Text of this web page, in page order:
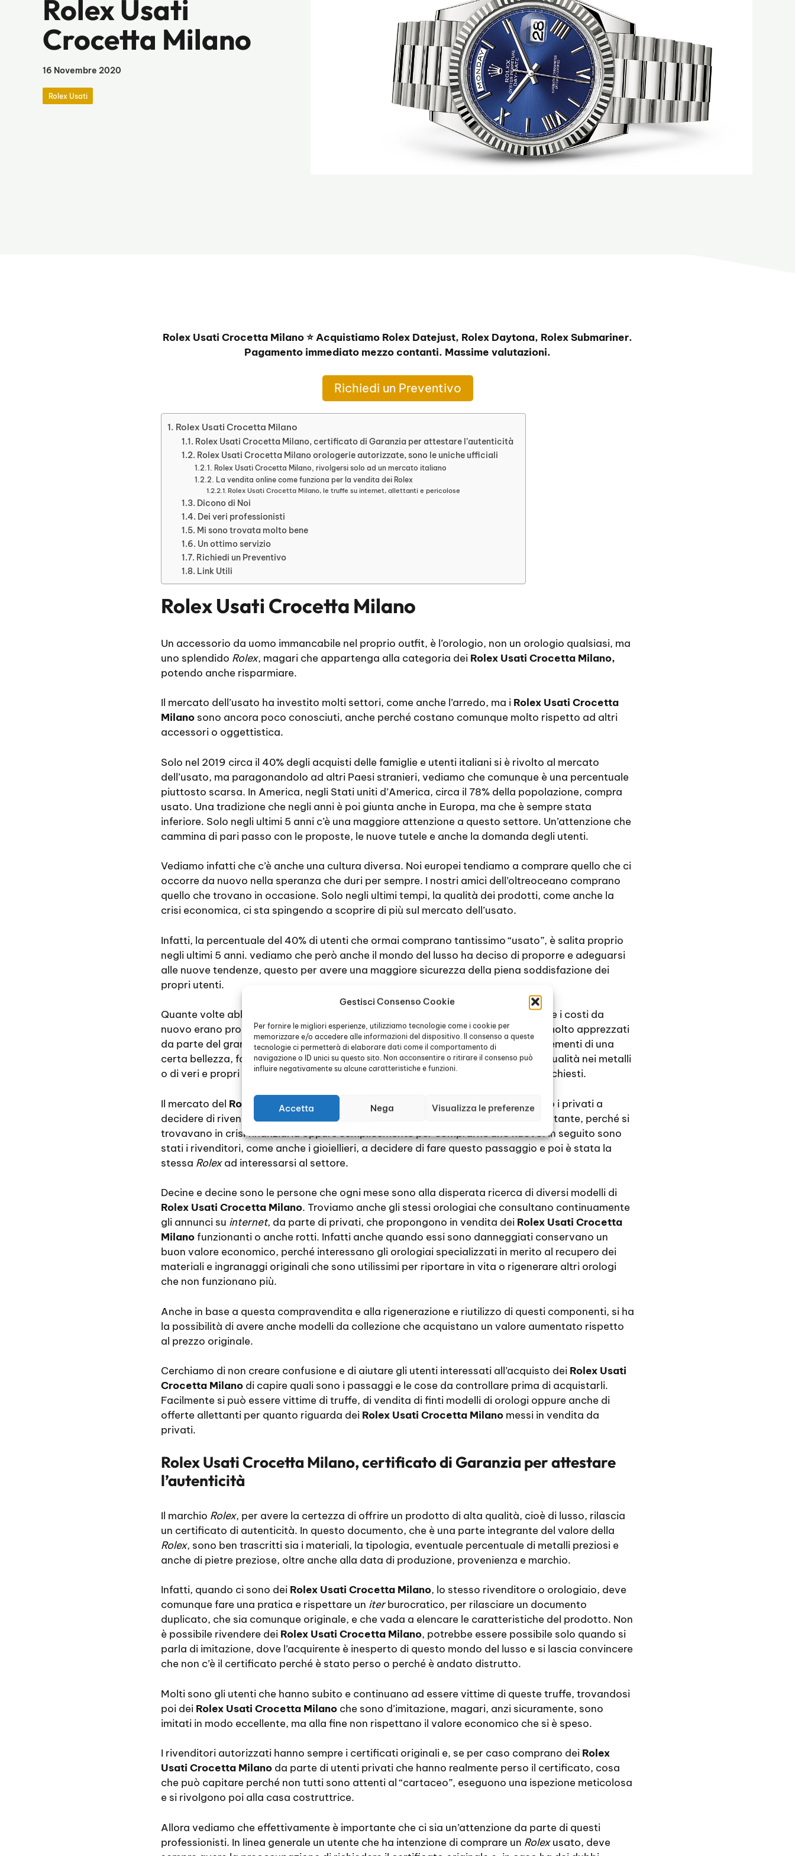
Gestisci Consenso Cookie
Per fornire le migliori esperienze, utilizziamo tecnologie come i cookie per
memorizzare e/o accedere alle informazioni del dispositivo. Il consenso a queste
tecnologie ci permetterà di elaborare dati come il comportamento di
navigazione o ID unici su questo sito. Non acconsentire o ritirare il consenso può
influire negativamente su alcune caratteristiche e funzioni.
Accetta Nega Visualizza le preferenze
Rolex Usati
Crocetta Milano
16 Novembre 2020
Rolex Usati
Rolex Usati Crocetta Milano ⭐ Acquistiamo Rolex Datejust, Rolex Daytona, Rolex Submariner.
Pagamento immediato mezzo contanti. Massime valutazioni.
Richiedi un Preventivo
Rolex Usati Crocetta Milano
Rolex Usati Crocetta Milano, certificato di Garanzia per attestare l’autenticità
Rolex Usati Crocetta Milano orologerie autorizzate, sono le uniche ufficiali
Rolex Usati Crocetta Milano, rivolgersi solo ad un mercato italiano
La vendita online come funziona per la vendita dei Rolex
Rolex Usati Crocetta Milano, le truffe su internet, allettanti e pericolose
Dicono di Noi
Dei veri professionisti
Mi sono trovata molto bene
Un ottimo servizio
Richiedi un Preventivo
Link Utili
Rolex Usati Crocetta Milano
Un accessorio da uomo immancabile nel proprio outfit, è l’orologio, non un orologio qualsiasi, ma
uno splendido Rolex, magari che appartenga alla categoria dei Rolex Usati Crocetta Milano,
potendo anche risparmiare.
Il mercato dell’usato ha investito molti settori, come anche l’arredo, ma i Rolex Usati Crocetta
Milano sono ancora poco conosciuti, anche perché costano comunque molto rispetto ad altri
accessori o oggettistica.
Solo nel 2019 circa il 40% degli acquisti delle famiglie e utenti italiani si è rivolto al mercato
dell’usato, ma paragonandolo ad altri Paesi stranieri, vediamo che comunque è una percentuale
piuttosto scarsa. In America, negli Stati uniti d’America, circa il 78% della popolazione, compra
usato. Una tradizione che negli anni è poi giunta anche in Europa, ma che è sempre stata
inferiore. Solo negli ultimi 5 anni c’è una maggiore attenzione a questo settore. Un’attenzione che
cammina di pari passo con le proposte, le nuove tutele e anche la domanda degli utenti.
Vediamo infatti che c’è anche una cultura diversa. Noi europei tendiamo a comprare quello che ci
occorre da nuovo nella speranza che duri per sempre. I nostri amici dell’oltreoceano comprano
quello che trovano in occasione. Solo negli ultimi tempi, la qualità dei prodotti, come anche la
crisi economica, ci sta spingendo a scoprire di più sul mercato dell’usato.
Infatti, la percentuale del 40% di utenti che ormai comprano tantissimo “usato”, è salita proprio
negli ultimi 5 anni. vediamo che però anche il mondo del lusso ha deciso di proporre e adeguarsi
alle nuove tendenze, questo per avere una maggiore sicurezza della piena soddisfazione dei
propri utenti.
Quante volte abbiamo desiderato avere un gioiello di una certa rilevanza, ma che i costi da
nuovo erano proibitivi? Gli accessori che vanno per la maggiore, cioè che sono molto apprezzati
da parte del grande e piccolo pubblico, rimangono gli orologi. Essendo questi elementi di una
certa bellezza, facile da abbinare, ma con materiali che possono essere di alta qualità nei metalli
o di veri e propri gioielli, cioè in oro e pietre preziose, sono diventati sempre più richiesti.
Il mercato del Rolex Usati Crocetta Milano è iniziato timidamente, di solito erano i privati a
decidere di rivendere i propri orologi per avere una buona quantità di denaro contante, perché si
trovavano in crisi finanziaria oppure semplicemente per comprarne uno nuovo. In seguito sono
stati i rivenditori, come anche i gioiellieri, a decidere di fare questo passaggio e poi è stata la
stessa Rolexad interessarsi al settore.
Decine e decine sono le persone che ogni mese sono alla disperata ricerca di diversi modelli di
Rolex Usati Crocetta Milano. Troviamo anche gli stessi orologiai che consultano continuamente
gli annunci su internet, da parte di privati, che propongono in vendita dei Rolex Usati Crocetta
Milanofunzionanti o anche rotti. Infatti anche quando essi sono danneggiati conservano un
buon valore economico, perché interessano gli orologiai specializzati in merito al recupero dei
materiali e ingranaggi originali che sono utilissimi per riportare in vita o rigenerare altri orologi
che non funzionano più.
Anche in base a questa compravendita e alla rigenerazione e riutilizzo di questi componenti, si ha
la possibilità di avere anche modelli da collezione che acquistano un valore aumentato rispetto
al prezzo originale.
Cerchiamo di non creare confusione e di aiutare gli utenti interessati all’acquisto dei Rolex Usati
Crocetta Milano di capire quali sono i passaggi e le cose da controllare prima di acquistarli.
Facilmente si può essere vittime di truffe, di vendita di finti modelli di orologi oppure anche di
offerte allettanti per quanto riguarda dei Rolex Usati Crocetta Milano messi in vendita da
privati.
Rolex Usati Crocetta Milano, certificato di Garanzia per attestare
l’autenticità
Il marchio Rolex, per avere la certezza di offrire un prodotto di alta qualità, cioè di lusso, rilascia
un certificato di autenticità. In questo documento, che è una parte integrante del valore della
Rolex, sono ben trascritti sia i materiali, la tipologia, eventuale percentuale di metalli preziosi e
anche di pietre preziose, oltre anche alla data di produzione, provenienza e marchio.
Infatti, quando ci sono dei Rolex Usati Crocetta Milano, lo stesso rivenditore o orologiaio, deve
comunque fare una pratica e rispettare un iterburocratico, per rilasciare un documento
duplicato, che sia comunque originale, e che vada a elencare le caratteristiche del prodotto. Non
è possibile rivendere dei Rolex Usati Crocetta Milano, potrebbe essere possibile solo quando si
parla di imitazione, dove l’acquirente è inesperto di questo mondo del lusso e si lascia convincere
che non c’è il certificato perché è stato perso o perché è andato distrutto.
Molti sono gli utenti che hanno subito e continuano ad essere vittime di queste truffe, trovandosi
poi dei Rolex Usati Crocetta Milano che sono d’imitazione, magari, anzi sicuramente, sono
imitati in modo eccellente, ma alla fine non rispettano il valore economico che si è speso.
I rivenditori autorizzati hanno sempre i certificati originali e, se per caso comprano dei Rolex
Usati Crocetta Milano da parte di utenti privati che hanno realmente perso il certificato, cosa
che può capitare perché non tutti sono attenti al “cartaceo”, eseguono una ispezione meticolosa
e si rivolgono poi alla casa costruttrice.
Allora vediamo che effettivamente è importante che ci sia un’attenzione da parte di questi
professionisti. In linea generale un utente che ha intenzione di comprare un Rolexusato, deve